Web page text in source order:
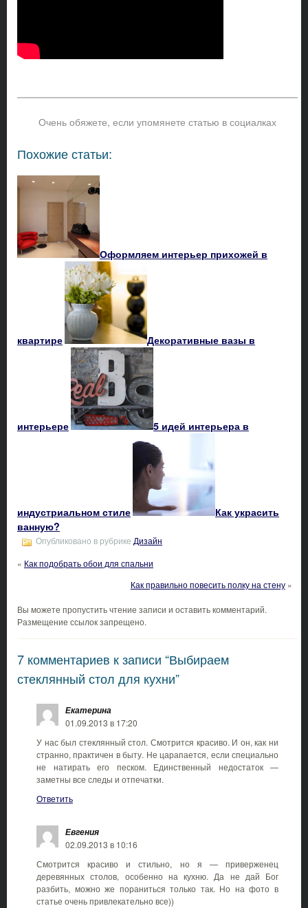
Очень обяжете, если упомянете статью в социалках
Похожие статьи:
Оформляем интерьер прихожей в
квартире Декоративные вазы в
интерьере 5 идей интерьера в
индустриальном стиле
Как украсить
ванную?
Опубликовано в рубрике Дизайн
« Как подобрать обои для спальни
Как правильно повесить полку на стену»
Вы можете пропустить чтение записи и оставить комментарий.
Размещение ссылок запрещено.
7 комментариев к записи “Выбираем
стеклянный стол для кухни”
Екатерина
01.09.2013 в 17:20
У нас был стеклянный стол. Смотрится красиво. И он, как ни
странно, практичен в быту. Не царапается, если специально
не натирать его песком. Единственный недостаток —
заметны все следы и отпечатки.
Ответить
Евгения
02.09.2013 в 10:16
Смотрится красиво и стильно, но я — приверженец
деревянных столов, особенно на кухню. Да не дай Бог
разбить, можно же пораниться только так. Но на фото в
статье очень привлекательно все))